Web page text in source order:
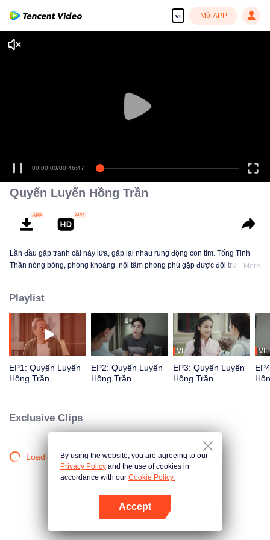
vi Mở APP
00:00:00/00:46:47
Quyến Luyến Hồng Trần
Lần đầu gặp tranh cãi nảy lửa, gặp lại nhau rung động con tim. Tống Tinh
Thần nóng bỏng, phóng khoáng, nội tâm phong phú gặp được đội trưởngMore
Playlist
EP1: Quyến Luyến
Hồng Trần
EP2: Quyến Luyến
Hồng Trần
VIP
EP3: Quyến Luyến
Hồng Trần
VIP
Exclusive Clips
Loading…By using the website, you are agreeing to our
Privacy Policy and the use of cookies in
accordance with our Cookie Policy.
Accept